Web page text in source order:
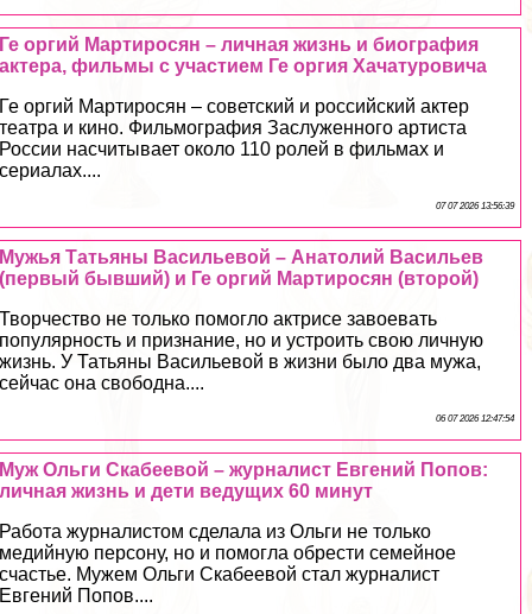
Ге opгий Мартиросян – личная жизнь и биография
актера, фильмы с участием Ге opгия Хачатуровича
Ге opгий Мартиросян – советский и российский актер
театра и кино. Фильмография Заслуженного артиста
России насчитывает около 110 ролей в фильмах и
сериалах....
07 07 2026 13:56:39
Мужья Татьяны Васильевой – Анатолий Васильев
(первый бывший) и Ге opгий Мартиросян (второй)
Творчество не только помогло актрисе завоевать
популярность и признание, но и устроить свою личную
жизнь. У Татьяны Васильевой в жизни было два мужа,
сейчас она свободна....
06 07 2026 12:47:54
Муж Ольги Скабеевой – журналист Евгений Попов:
личная жизнь и дети ведущих 60 минут
Работа журналистом сделала из Ольги не только
медийную персону, но и помогла обрести семейное
счастье. Мужем Ольги Скабеевой стал журналист
Евгений Попов....